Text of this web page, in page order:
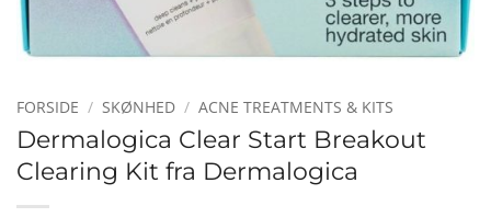
FORSIDE / SKØNHED / ACNE TREATMENTS & KITS
Dermalogica Clear Start Breakout
Clearing Kit fra Dermalogica